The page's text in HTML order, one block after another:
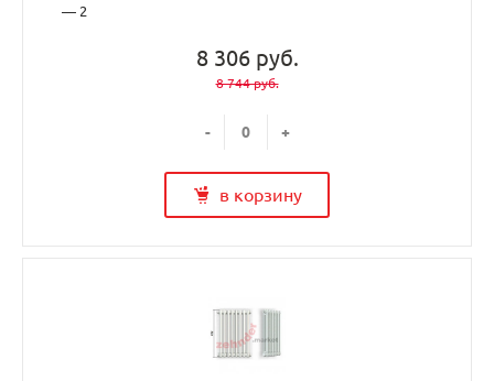
— 2
8 306 руб.
8 744 руб.
- +
в корзину